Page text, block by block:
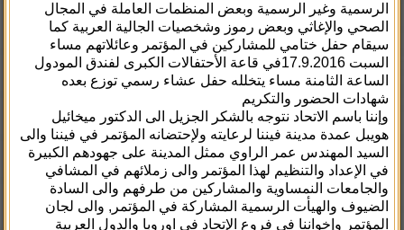
الرسمية وغير الرسمية وبعض المنظمات العاملة في المجال
الصحي والإغاثي وبعض رموز وشخصيات الجالية العربية كما
سيقام حفل ختامي للمشاركين في المؤتمر وعائلاتهم مساء
السبت 17.9.2016في قاعة الأحتفالات الكبرى لفندق المودول
الساعة الثامنة مساء يتخلله حفل عشاء رسمي توزع بعده
شهادات الحضور والتكريم
وإننا باسم الاتحاد نتوجه بالشكر الجزيل الى الدكتور ميخائيل
هويبل عمدة مدينة فيننا لرعايته ولإحتضانه المؤتمر في فيننا والى
السيد المهندس عمر الراوي ممثل المدينة على جهودهم الكبيرة
في الإعداد والتنظيم لهذا المؤتمر والى زملائهم في المشافي
والجامعات النمساوية والمشاركين من طرفهم والى السادة
الضيوف والهيأت الرسمية المشاركة في المؤتمر, والى لجان
المؤتمر وإخواننا في فروع الإتحاد في اوروبا والدول العربية